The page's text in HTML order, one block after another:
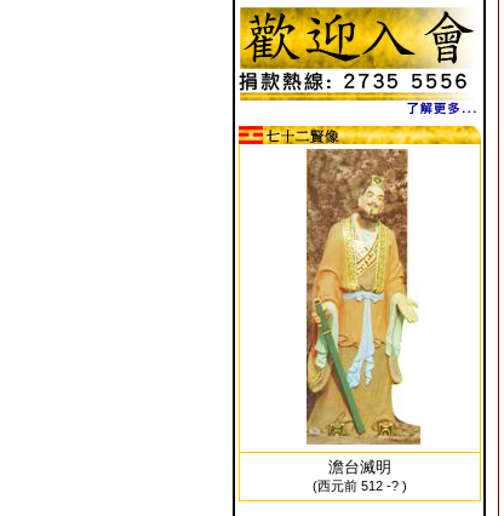
澹台滅明
(西元前 512 -? )